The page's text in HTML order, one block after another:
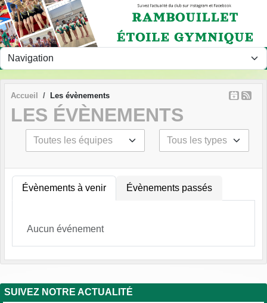
Accueil Les évènements
LES ÉVÈNEMENTS
Évènements à venir Évènements passés
Aucun événement
SUIVEZ NOTRE ACTUALITÉ
Panneau de gestion des cookies